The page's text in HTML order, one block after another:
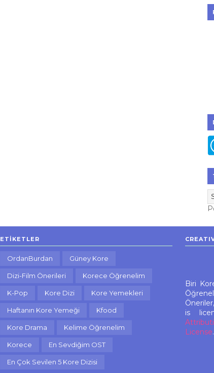
ETIKETLER
OrdanBurdan Güney Kore
Dizi-Film Önerileri Korece Öğrenelim
K-Pop Kore Dizi Kore Yemekleri
Haftanın Kore Yemeği Kfood
Kore Drama Kelime Öğrenelim
Korece En Sevdiğim OST
En Çok Sevilen 5 Kore Dizisi
Biri
is
License